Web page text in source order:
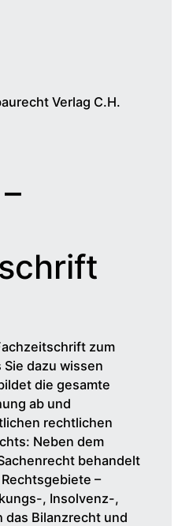
Verlag C.H.
zum
dazu wissen
die gesamte
ab und
rechtlichen
Neben dem
behandelt
–
, Insolvenz-,
das Bilanzrecht und